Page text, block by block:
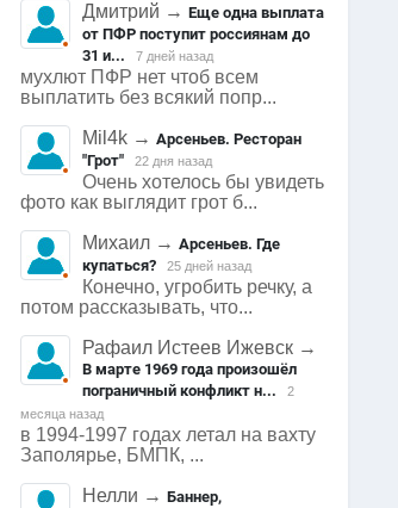
1619
0
0
Арсеньев
Дмитрий →Еще одна выплата
от ПФР поступит россиянам до
31 и...
7 дней назад
мухлют ПФР нет чтоб всем
выплатить без всякий попр...
Mil4k →Арсеньев. Ресторан
"Грот"
22 дня назад
Очень хотелось бы увидеть
фото как выглядит грот б...
Михаил →Арсеньев. Где
купаться?
25 дней назад
Конечно, угробить речку, а
потом рассказывать, что...
Рафаил Истеев Ижевск →
В марте 1969 года произошёл
пограничный конфликт н...
2
месяца назад
в 1994-1997 годах летал на вахту
Заполярье, БМПК, ...
Нелли →Баннер,